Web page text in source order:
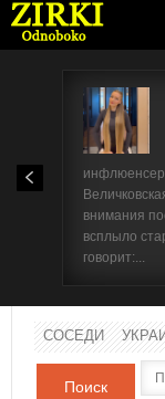
внимания
всплыло
говорит:...
СОСЕДИ
Поиск